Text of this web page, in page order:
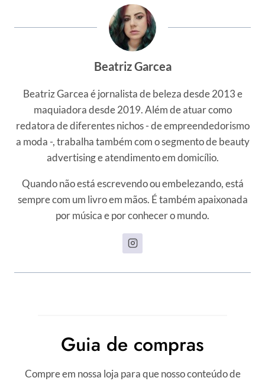
Beatriz Garcea
Beatriz Garcea é jornalista de beleza desde 2013 e
maquiadora desde 2019. Além de atuar como
redatora de diferentes nichos - de empreendedorismo
a moda -, trabalha também com o segmento de beauty
advertising e atendimento em domicílio.
Quando não está escrevendo ou embelezando, está
sempre com um livro em mãos. É também apaixonada
por música e por conhecer o mundo.
Guia de compras
Compre em nossa loja para que nosso conteúdo de